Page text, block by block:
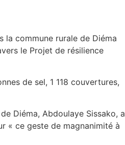
la commune rurale de Diéma
le Projet de résilience
de sel, 1 118 couvertures,
Diéma, Abdoulaye Sissako, a
« ce geste de magnanimité à